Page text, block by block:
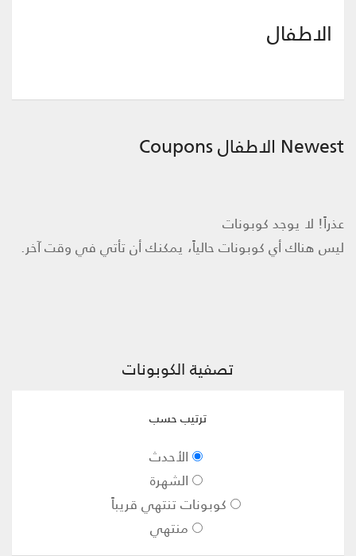
الاطفال
Newest الاطفال Coupons
عذراً! لا يوجد كوبونات
ليس هناك أي كوبونات حالياً، يمكنك أن تأتي في وقت آخر.
تصفية الكوبونات
ترتيب حسب
الأحدث
الشهرة
كوبونات تنتهي قريباً
منتهي